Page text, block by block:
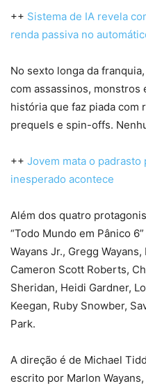
++ Sistema de IA revela
renda passiva no
No sexto longa da
com assassinos, monstros
história que faz piada com
prequels e spin-offs.
++ Jovem mata o padrasto
inesperado acontece
Além dos quatro
“Todo Mundo em Pânico
Wayans Jr., Gregg
Cameron Scott Roberts,
Sheridan, Heidi Gardner,
Keegan, Ruby Snowber,
Park.
A direção é de Michael
escrito por Marlon